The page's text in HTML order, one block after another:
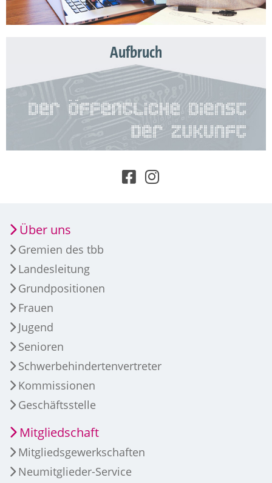
Aufbruch
Über uns
Gremien des tbb
Landesleitung
Grundpositionen
Frauen
Jugend
Senioren
Schwerbehindertenvertreter
Kommissionen
Geschäftsstelle
Mitgliedschaft
Mitgliedsgewerkschaften
Neumitglieder-Service